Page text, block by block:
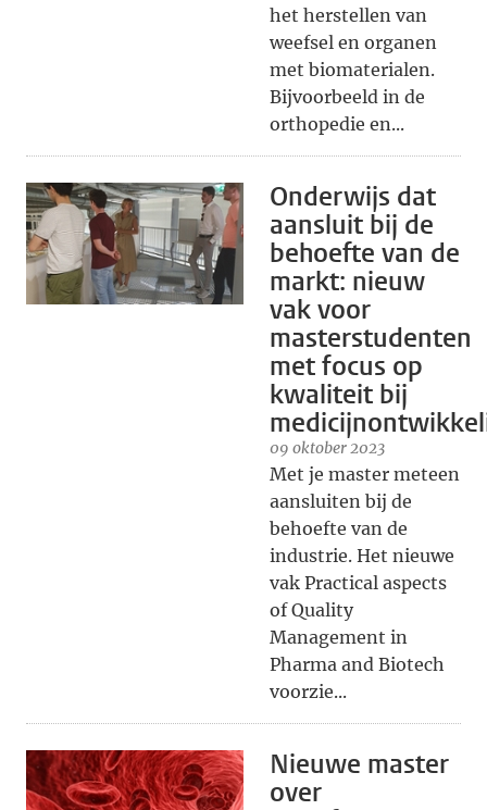
het herstellen van
weefsel en organen
met biomaterialen.
Bijvoorbeeld in de
orthopedie en...
Onderwijs dat
aansluit bij de
behoefte van de
markt: nieuw
vak voor
masterstudenten
met focus op
kwaliteit bij
09 oktober 2023
Met je master meteen
aansluiten bij de
behoefte van de
industrie. Het nieuwe
vak Practical aspects
of Quality
Management in
Pharma and Biotech
voorzie...
Nieuwe master
over